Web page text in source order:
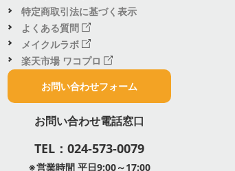
特定商取引法に基づく表示
よくある質問
メイクルラボ
楽天市場 ワコプロ
お問い合わせフォーム
お問い合わせ電話窓口
TEL：024-573-0079
※営業時間 平日9:00～17:00